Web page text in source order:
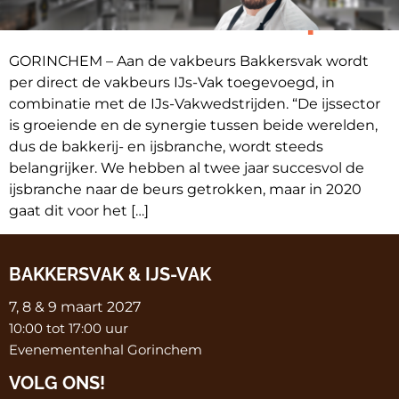
toe aan beursconcept
GORINCHEM – Aan de vakbeurs Bakkersvak wordt
per direct de vakbeurs IJs-Vak toegevoegd, in
combinatie met de IJs-Vakwedstrijden. “De ijssector
is groeiende en de synergie tussen beide werelden,
dus de bakkerij- en ijsbranche, wordt steeds
belangrijker. We hebben al twee jaar succesvol de
ijsbranche naar de beurs getrokken, maar in 2020
gaat dit voor het […]
BAKKERSVAK & IJS-VAK
7, 8 & 9 maart 2027
10:00 tot 17:00 uur
Evenementenhal Gorinchem
VOLG ONS!